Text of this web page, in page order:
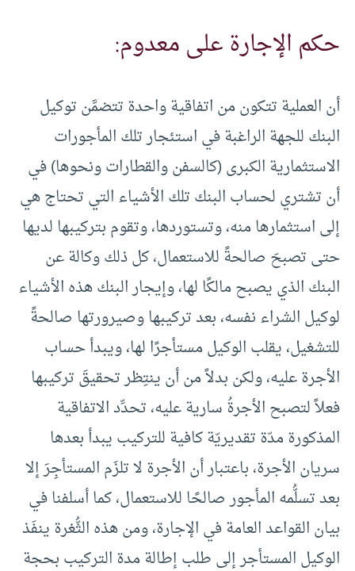
حكم الإجارة على معدوم:
أن العملية تتكون من اتفاقية واحدة تتضمَّن توكيل
البنك للجهة الراغبة في استئجار تلك المأجورات
الاستثمارية الكبرى (كالسفن والقطارات ونحوها) في
أن تشتري لحساب البنك تلك الأشياء التي تحتاج هي
إلى استثمارها منه، وتستوردها، وتقوم بتركيبها لديها
حتى تصبحَ صالحةً للاستعمال، كل ذلك وكالة عن
البنك الذي يصبح مالكًا لها، وإيجار البنك هذه الأشياء
لوكيل الشراء نفسه، بعد تركيبها وصيرورتها صالحةً
للتشغيل، يقلب الوكيل مستأجرًا لها، ويبدأ حساب
الأجرة عليه، ولكن بدلاً من أن ينتِظر تحقيقَ تركيبها
فعلاً لتصبح الأجرةُ سارية عليه، تحدِّد الاتفاقية
المذكورة مدّة تقديريّة كافية للتركيب يبدأ بعدها
سريان الأجرة، باعتبار أن الأجرة لا تلزَم المستأجِرَ إلا
بعد تسلُّمه المأجور صالحًا للاستعمال، كما أسلفنا في
بيان القواعد العامة في الإجارة، ومن هذه الثُّغرة ينفَذ
الوكيل المستأجر إلى طلب إطالة مدة التركيب بحجة